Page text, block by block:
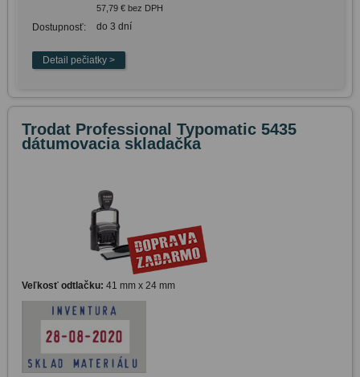
57,79 € bez DPH
Dostupnosť: do 3 dní
Trodat Professional Typomatic 5435
dátumovacia skladačka
Veľkosť odtlačku: 41 mm x 24 mm